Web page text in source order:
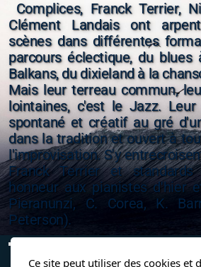
Complices, Franck Terrier,
Clément Landaisont
scènes dans différentes
parcours éclectique, du
Balkans, du dixieland à la
Mais leur terreau commun,
lointaines, c'est le Jazz.
spontané et créatif au gré
dans la tradition et ouvert à
l'improvisation.S'y
Franck Terrier et
honneur aux pianistes d'hier
Pieranunzi, C. Corea, K.
Peterson).
Ce site peut utiliser des cookies et